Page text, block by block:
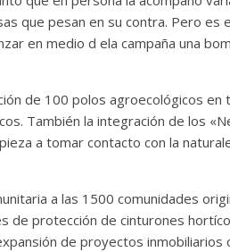
que pesan en su contra. Pero es
en medio d ela campaña una
de 100 polos agroecológicos en
También la integración de los
a tomar contacto con la
a las 1500 comunidades
de protección de cinturones
de proyectos inmobiliarios